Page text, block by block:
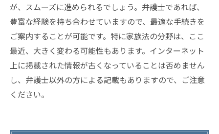
が、スムーズに進められるでしょう。弁護士であれば、
豊富な経験を持ち合わせていますので、最適な手続きを
ご案内することが可能です。特に家族法の分野は、ここ
最近、大きく変わる可能性もあります。インターネット
上に掲載された情報が古くなっていることは否めません
し、弁護士以外の方による記載もありますので、ご注意
ください。